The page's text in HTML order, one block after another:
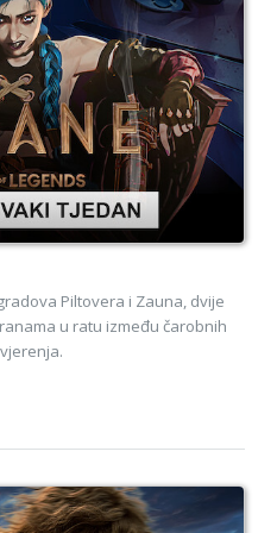
Piltovera i Zauna, dvije
u ratu između čarobnih